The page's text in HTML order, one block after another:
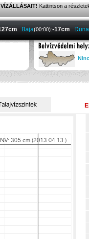
Kattintson a
Baja(00:00):-17cm